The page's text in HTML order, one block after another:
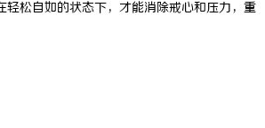
松自如的状态下，才能消除戒心和压力，重